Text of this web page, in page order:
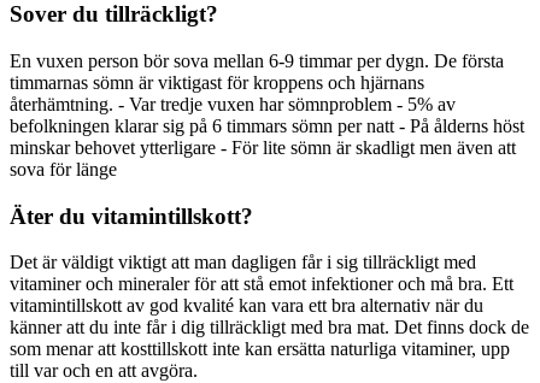
Sover du tillräckligt?
En vuxen person bör sova mellan 6-9 timmar per dygn. De första
timmarnas sömn är viktigast för kroppens och hjärnans
återhämtning. - Var tredje vuxen har sömnproblem - 5% av
befolkningen klarar sig på 6 timmars sömn per natt - På ålderns höst
minskar behovet ytterligare - För lite sömn är skadligt men även att
sova för länge
Äter du vitamintillskott?
Det är väldigt viktigt att man dagligen får i sig tillräckligt med
vitaminer och mineraler för att stå emot infektioner och må bra. Ett
vitamintillskott av god kvalité kan vara ett bra alternativ när du
känner att du inte får i dig tillräckligt med bra mat. Det finns dock de
som menar att kosttillskott inte kan ersätta naturliga vitaminer, upp
till var och en att avgöra.